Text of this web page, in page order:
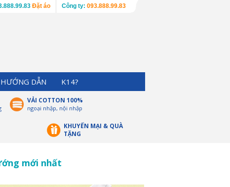
Đặt áo Công ty: 093.888.99.83
HƯỚNG DẪN
K14?
VẢI COTTON 100%
ngoại nhập, nội nhập
KHUYẾN MẠI & QUÀ
TẶNG
mới nhất